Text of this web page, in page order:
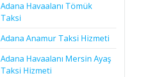
Adana Havaalanı Tömük
Taksi
Adana Anamur Taksi Hizmeti
Adana Havaalanı Mersin Ayaş
Taksi Hizmeti